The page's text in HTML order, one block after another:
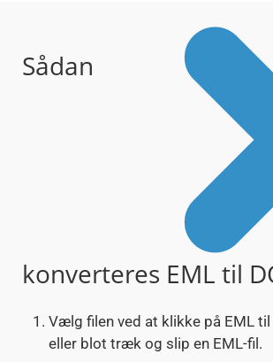
Sådan
konverteres EML til
Vælg filen ved at klikke på EML til
eller blot træk og slip en EML-fil.